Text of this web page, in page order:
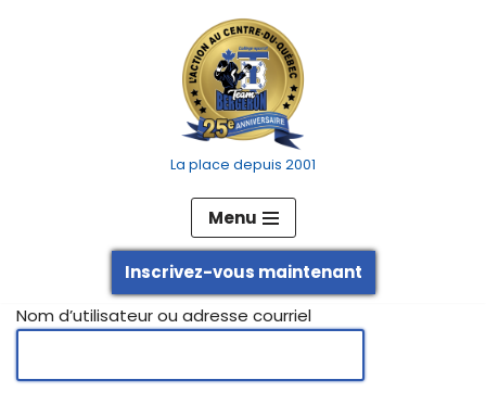
La place depuis 2001
Menu
Inscrivez-vous maintenant
Nom d’utilisateur ou adresse courriel